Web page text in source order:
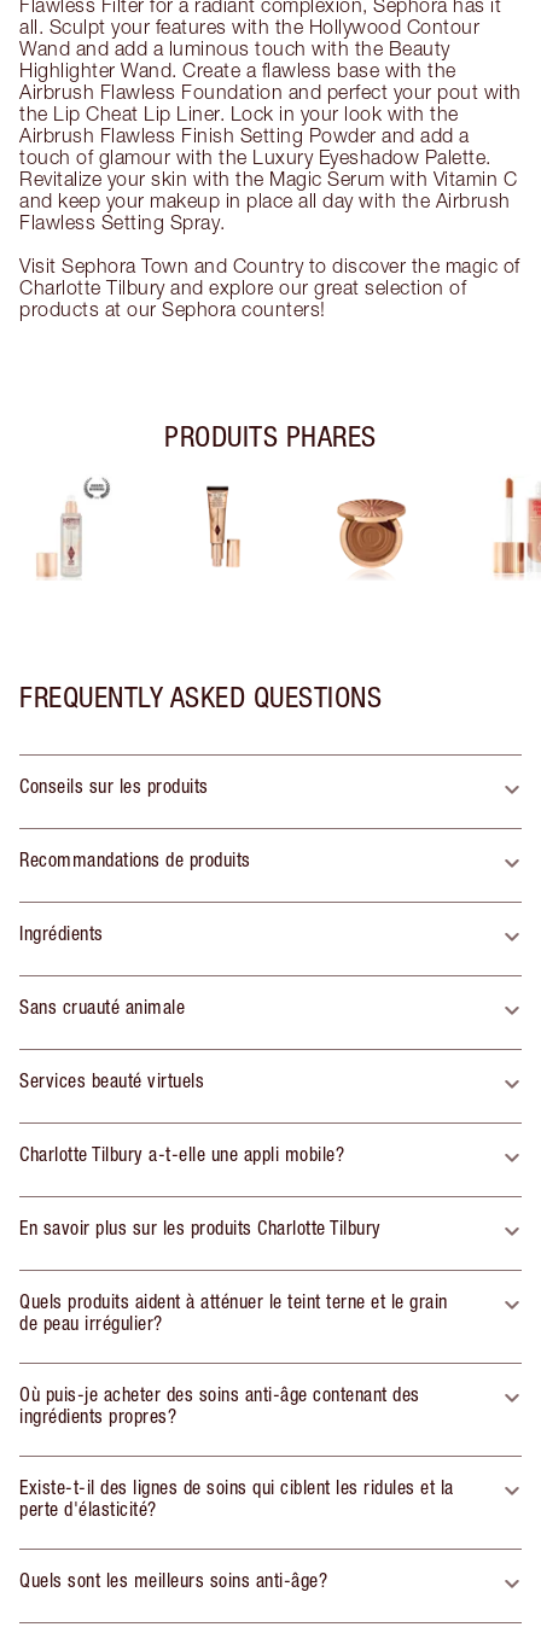
Flawless Filter for a radiant complexion, Sephora has it
all. Sculpt your features with the Hollywood Contour
Wand and add a luminous touch with the Beauty
Highlighter Wand. Create a flawless base with the
Airbrush Flawless Foundation and perfect your pout with
the Lip Cheat Lip Liner. Lock in your look with the
Airbrush Flawless Finish Setting Powder and add a
touch of glamour with the Luxury Eyeshadow Palette.
Revitalize your skin with the Magic Serum with Vitamin C
and keep your makeup in place all day with the Airbrush
Flawless Setting Spray.
Visit Sephora Town and Country to discover the magic of
Charlotte Tilbury and explore our great selection of
products at our Sephora counters!
PRODUITS PHARES
FREQUENTLY ASKED QUESTIONS
Conseils sur les produits
Recommandations de produits
Ingrédients
Sans cruauté animale
Services beauté virtuels
Charlotte Tilbury a-t-elle une appli mobile?
En savoir plus sur les produits Charlotte Tilbury
Quels produits aident à atténuer le teint terne et le grain
de peau irrégulier?
Où puis-je acheter des soins anti-âge contenant des
ingrédients propres?
Existe-t-il des lignes de soins qui ciblent les ridules et la
perte d'élasticité?
Quels sont les meilleurs soins anti-âge?